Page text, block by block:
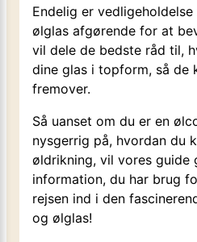
Endelig er
ølglas afgørende for at
vil dele de bedste råd til,
dine glas i topform, så de
fremover.
Så uanset om du er en
nysgerrig på, hvordan du
øldrikning, vil vores guide
information, du har brug
rejsen ind i den
og ølglas!